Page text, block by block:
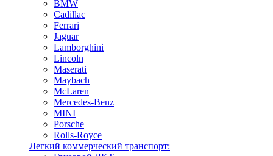
BMW
Cadillac
Ferrari
Jaguar
Lamborghini
Lincoln
Maserati
Maybach
McLaren
Mercedes-Benz
MINI
Porsche
Rolls-Royce
Легкий коммерческий транспорт: